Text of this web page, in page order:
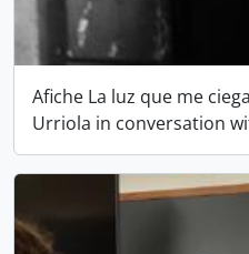
Afiche La luz que me
Urriola in conversation